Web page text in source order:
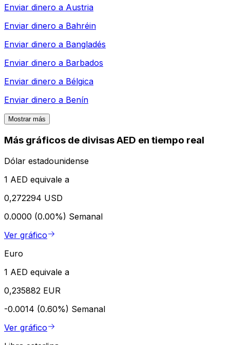
Enviar dinero a Austria
Enviar dinero a Bahréin
Enviar dinero a Bangladés
Enviar dinero a Barbados
Enviar dinero a Bélgica
Enviar dinero a Benín
Mostrar más
Más gráficos de divisas AED en tiempo real
Dólar estadounidense
1 AED equivale a
0,272294 USD
0.0000 (0.00%) Semanal
Ver gráfico
Euro
1 AED equivale a
0,235882 EUR
-0.0014 (0.60%) Semanal
Ver gráfico